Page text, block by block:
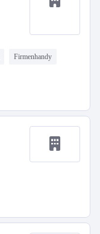
Firmenhandy